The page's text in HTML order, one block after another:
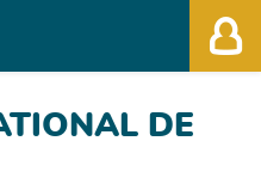
de Musique
DE